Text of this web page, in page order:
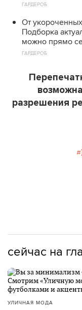
ГАРДЕРОБ
От
Подборка
можно прямо
ГАРДЕРОБ
разрешения
сейчас на
УЛИЧНАЯ МОДА